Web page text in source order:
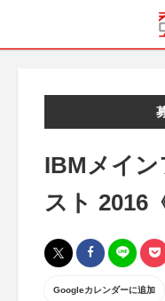
IBMメイ
スト 2016
Googleカレンダーに追加